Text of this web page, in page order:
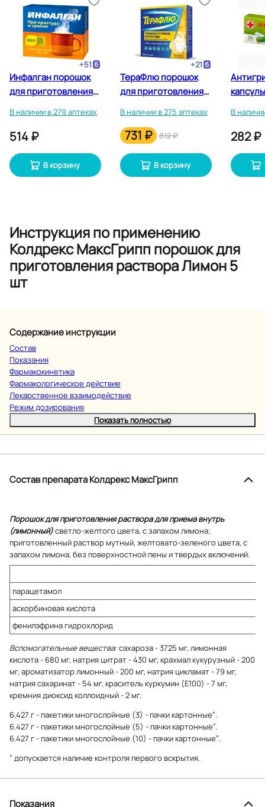
+51
Инфалган порошок
для приготовления
внутрь Лимон 10 шт
В наличии в 279 аптеках
514 ₽
В корзину
+21
ТераФлю порошок
для приготовления
шт
В наличии в 275 аптеках
731 ₽ 812 ₽
В корзину
В
282 ₽
Инструкция по применению
Колдрекс МаксГрипп порошок для
приготовления раствора Лимон 5
шт
Содержание инструкции
Состав
Показания
Фармакокинетика
Фармакологическое действие
Лекарственное взаимодействие
Режим дозирования
Показать полностью
Состав препарата Колдрекс МаксГрипп
Порошок для приготовления раствора для приема внутрь
(лимонный)светло-желтого цвета, с запахом лимона;
приготовленный раствор мутный, желтовато-зеленого цвета, с
запахом лимона, без поверхностной пены и твердых включений.
парацетамол
аскорбиновая кислота
фенилэфрина гидрохлорид
Вспомогательные вещества: сахароза - 3725 мг, лимонная
кислота - 680 мг, натрия цитрат - 430 мг, крахмал кукурузный - 200
мг, ароматизатор лимонный - 200 мг, натрия цикламат - 79 мг,
натрия сахаринат - 54 мг, краситель куркумин (E100) - 7 мг,
кремния диоксид коллоидный - 2 мг.
6.427 г - пакетики многослойные (3) - пачки картонные×
6.427 г - пакетики многослойные (5) - пачки картонные×
6.427 г - пакетики многослойные (10) - пачки картонные×
× допускается наличие контроля первого вскрытия.
Показания